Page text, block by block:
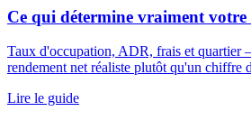
Ce qui détermine vraiment votre
Taux d'occupation, ADR, frais et quartier
rendement net réaliste plutôt qu'un chiffre
Lire le guide